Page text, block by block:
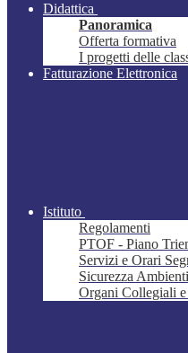
Didattica
Panoramica
Offerta formativa
I progetti delle
Fatturazione Elettronica
Istituto
Regolamenti
PTOF - Piano
Servizi e Orari
Sicurezza
Organi Collegiali